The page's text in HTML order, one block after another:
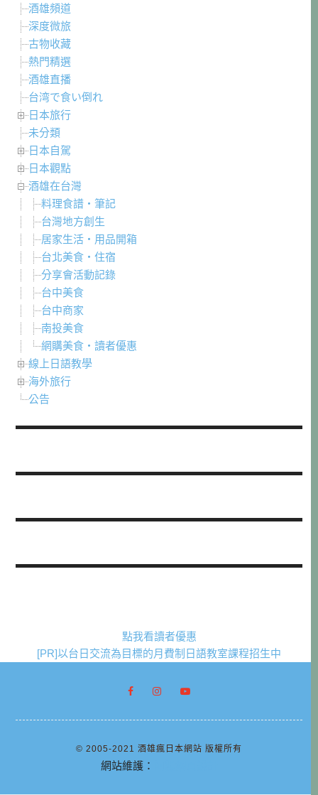
酒雄頻道
深度微旅
古物收藏
熱門精選
酒雄直播
台湾で食い倒れ
日本旅行
未分類
日本自駕
日本觀點
酒雄在台灣
料理食譜・筆記
台灣地方創生
居家生活・用品開箱
台北美食・住宿
分享會活動記錄
台中美食
台中商家
南投美食
網購美食・讀者優惠
線上日語教學
海外旅行
公告
點我看讀者優惠
[PR]以台日交流為目標的月費制日語教室課程招生中
© 2005-2021 酒雄瘋日本網站 版權所有
網站維護：